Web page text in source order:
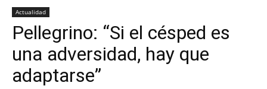
Actualidad
Pellegrino: “Si el césped es
una adversidad, hay que
adaptarse”